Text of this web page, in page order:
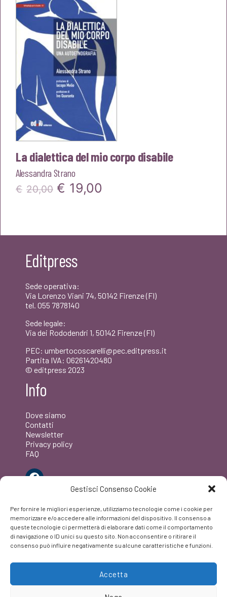
Gestisci Consenso Cookie
Per fornire le migliori esperienze, utilizziamo tecnologie come i cookie per
memorizzare e/o accedere alle informazioni del dispositivo. Il consenso a
queste tecnologie ci permetterà di elaborare dati come il comportamento
di navigazione o ID unici su questo sito. Non acconsentire o ritirare il
consenso può influire negativamente su alcune caratteristiche e funzioni.
Accetta
La dialettica del mio corpo disabile
Alessandra Strano
€ 20,00 Il
€20,00.
€ 19,00
Editpress
Sede operativa:
Via Lorenzo Viani 74, 50142 Firenze (FI)
tel. 055 7878140
Sede legale:
Via dei Rododendri 1, 50142 Firenze (FI)
PEC: umbertocoscarelli@pec.editpress.it
Partita IVA: 06261420480
© editpress 2023
Info
Dove siamo
Contatti
Newsletter
Privacy policy
FAQ